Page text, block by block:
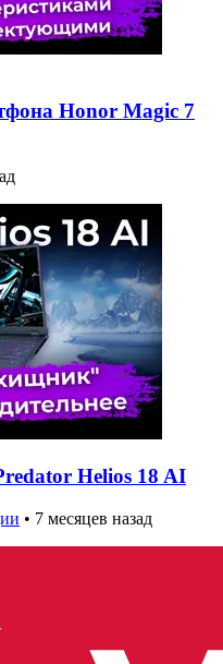
Honor Magic 7
Helios 18 AI
• 7 месяцев назад